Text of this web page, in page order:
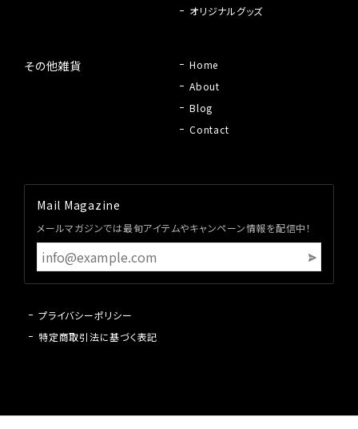
オリジナルグッズ
その他雑貨
Home
About
Blog
Contact
Mail Magazine
メールマガジンでは最旬アイテムやキャンペーン情報を配信中！
プライバシーポリシー
特定商取引法に基づく表記